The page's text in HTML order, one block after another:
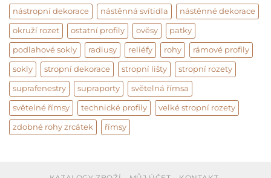
nástropní dekorace nástěnná svítidla nástěnné dekorace
okruží rozet ostatní profily ověsy patky
podlahové sokly radiusy reliéfy rohy rámové profily
sokly stropní dekorace stropní lišty stropní rozety
suprafenestry supraporty světelná římsa
světelné římsy technické profily velké stropní rozety
zdobné rohy zrcátek římsy